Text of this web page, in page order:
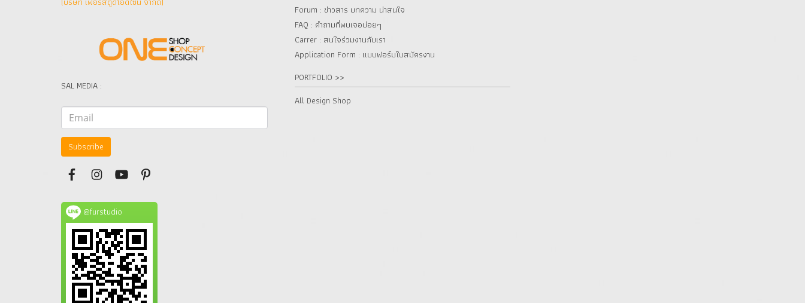
SAL MEDIA :
Subscribe
@furstudio
Forum : ข่าวสาร บทความ น่าสนใจ
FAQ : คำถามที่พบเจอบ่อยๆ
Carrer : สนใจร่วมงานกับเรา
Application Form : แบบฟอร์มใบสมัครงาน
PORTFOLIO >>
All Design Shop